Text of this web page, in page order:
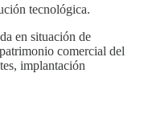
tecnológica.
en situación de
comercial del
implantación